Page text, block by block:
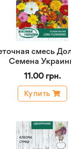
смесь
Семена
11.00 грн.
Купить